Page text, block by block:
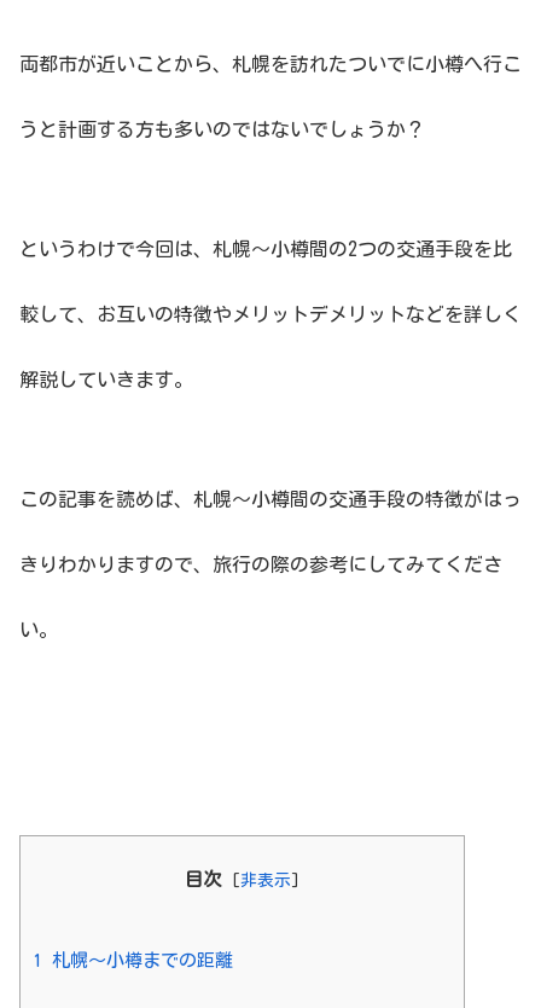
両都市が近いことから、札幌を訪れたついでに小樽へ行こ
うと計画する方も多いのではないでしょうか？
というわけで今回は、札幌〜小樽間の2つの交通手段を比
較して、お互いの特徴やメリットデメリットなどを詳しく
解説していきます。
この記事を読めば、札幌〜小樽間の交通手段の特徴がはっ
きりわかりますので、旅行の際の参考にしてみてくださ
い。
目次 [ 非表示 ]
1 札幌〜小樽までの距離